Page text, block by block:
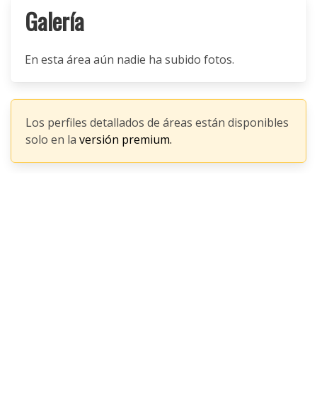
Galería
En esta área aún nadie ha subido fotos.
Los perfiles detallados de áreas están disponibles
solo en la versión premium.